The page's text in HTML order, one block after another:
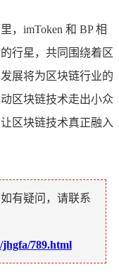
，imToken 和 BP 相
行星，共同围绕着区
展将为区块链行业的
区块链技术走出小众
区块链技术真正融入
有疑问，请联系
789.html